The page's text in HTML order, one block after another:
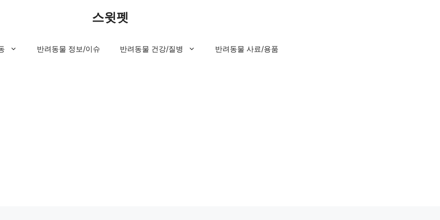
스윗펫
반려동물 정보/이슈 반려동물 건강/질병 반려동물 사료/용품